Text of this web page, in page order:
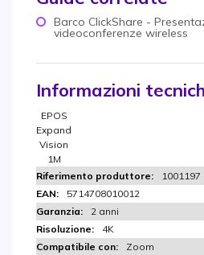
Barco ClickShare -
videoconferenze wireless
Informazioni
EPOS
Expand
Vision
1M
1001197
5714708010012
2 anni
4K
Zoom